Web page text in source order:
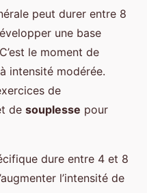
peut durer entre 8
une base
le moment de
intensité modérée.
de
de souplesse pour
dure entre 4 et 8
l’intensité de